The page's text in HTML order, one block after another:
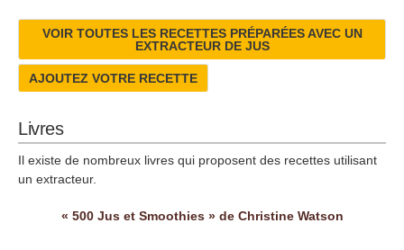
VOIR TOUTES LES RECETTES PRÉPARÉES AVEC UN
EXTRACTEUR DE JUS
AJOUTEZ VOTRE RECETTE
Livres
Il existe de nombreux livres qui proposent des recettes utilisant
un extracteur.
« 500 Jus et Smoothies » de Christine Watson